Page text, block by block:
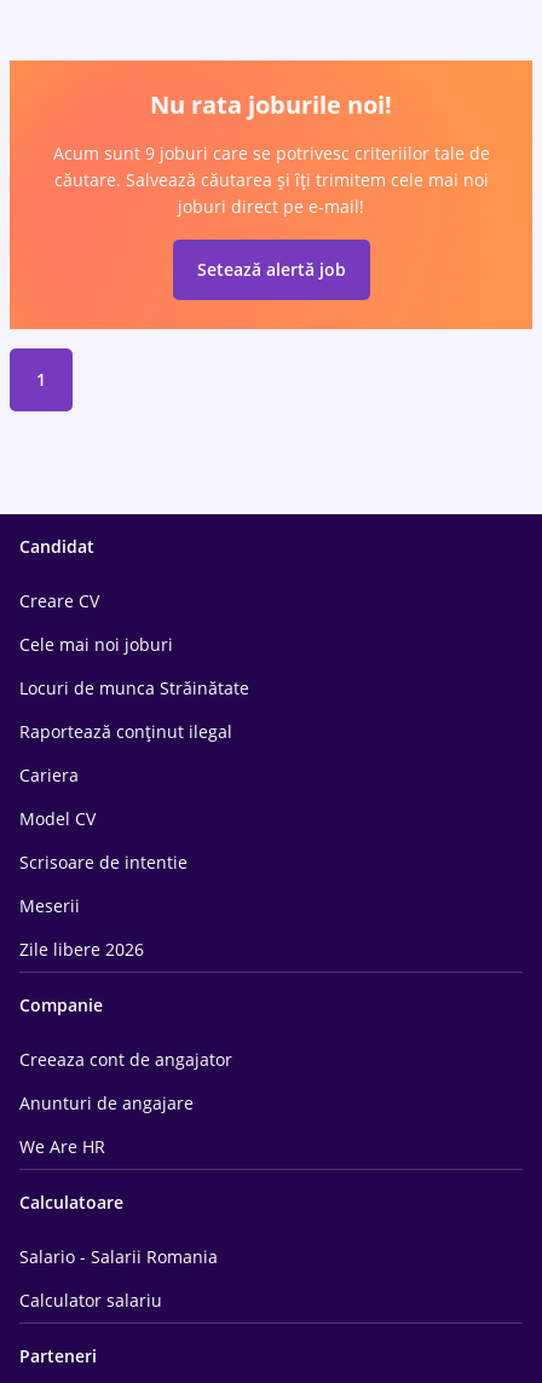
Nu rata joburile noi!
Acum sunt 9 joburi care se potrivesc criteriilor tale de
căutare. Salvează căutarea și îți trimitem cele mai noi
joburi direct pe e-mail!
Setează alertă job
1
Candidat
Creare CV
Cele mai noi joburi
Locuri de munca Străinătate
Raportează conținut ilegal
Cariera
Model CV
Scrisoare de intentie
Meserii
Zile libere 2026
Companie
Creeaza cont de angajator
Anunturi de angajare
We Are HR
Calculatoare
Salario - Salarii Romania
Calculator salariu
Parteneri